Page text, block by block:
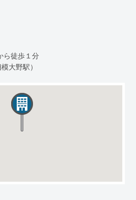
ら徒歩１分
大野駅）